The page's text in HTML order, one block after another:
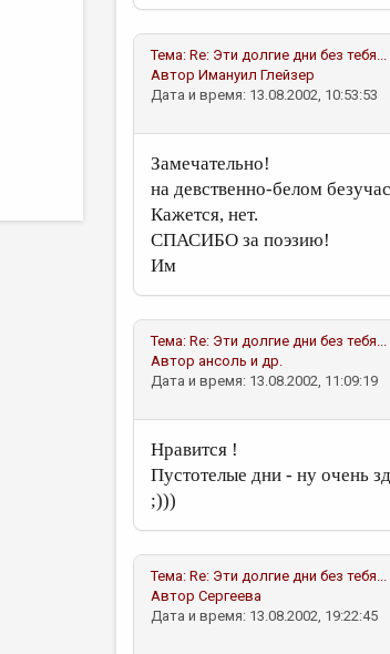
Тема: Re: Эти долгие дни без тебя...
Автор Имануил Глейзер
Дата и время: 13.08.2002, 10:53:53
Замечательно!
на девственно-белом
Кажется, нет.
СПАСИБО за поэзию!
Им
Тема: Re: Эти долгие дни без тебя...
Автор ансоль и др.
Дата и время: 13.08.2002, 11:09:19
Нравится !
Пустотелые дни - ну очень
;)))
Тема: Re: Эти долгие дни без тебя...
Автор Сергеева
Дата и время: 13.08.2002, 19:22:45